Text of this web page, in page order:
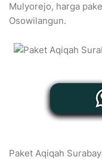
Mulyorejo, harga
Osowilangun.
Paket Aqiqah